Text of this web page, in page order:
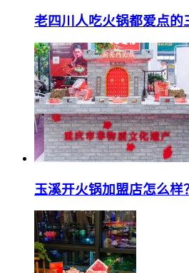
老四川人吃火锅都爱点的
玉溪开火锅加盟店怎么样